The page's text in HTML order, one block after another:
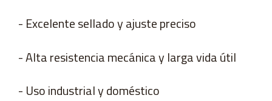
- Excelente sellado y ajuste preciso
- Alta resistencia mecánica y larga vida útil
- Uso industrial y doméstico